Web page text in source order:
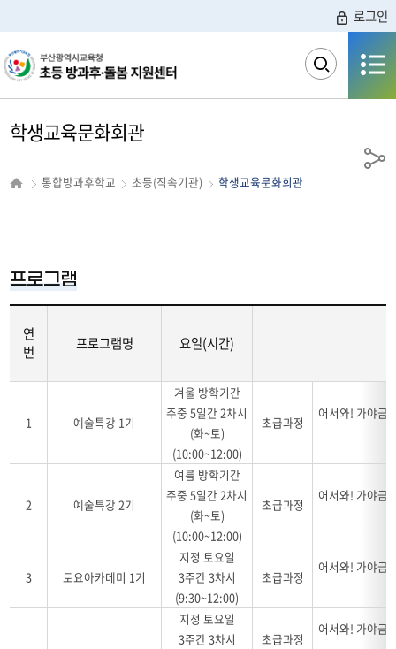
로그인
검
영
전체메뉴
학생교육문화회관
통합방과후학교 초등(직속기관) 학생교육문화회관
공유
프로그램
연
번
프로그램명 요일(시간)
1 예술특강 1기
겨울 방학기간
주중 5일간 2차시
(화~토)
(10:00~12:00)
초급과정
어서와! 가야금
2 예술특강 2기
여름 방학기간
주중 5일간 2차시
(화~토)
(10:00~12:00)
초급과정
어서와! 가야금
3 토요아카데미 1기
지정 토요일
3주간 3차시
(9:30~12:00)
초급과정
어서와! 가야금
지정 토요일
3주간 3차시
초급과정
어서와! 가야금